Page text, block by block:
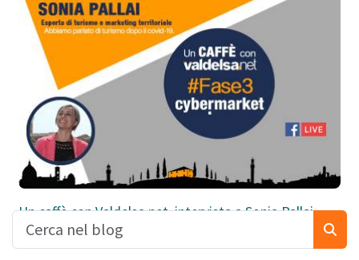
Un caffè con Valdelsa.net, intervista a Sonia Pallai